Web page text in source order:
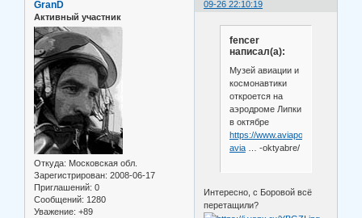
09-26 22:10:19
GranD
Активный участник
Откуда: Московская обл.
Зарегистрирован: 2008-06-17
Приглашений: 0
Сообщений: 1280
Уважение: +89
fencer
написал(а):
Музей авиации и
космонавтики
откроется на
аэродроме Липки
в октябре
https://www.aviaport.ru/news/
avia… -oktyabre/
Интересно, с Боровой всё
перетащили?